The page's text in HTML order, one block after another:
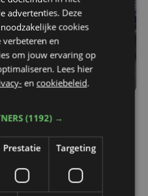
manoeuvre tegen
advertenties. Deze
cookies
verbeteren en
om jouw ervaring op
Lees hier
en cookiebeleid.
(1192) →
Prestatie Targeting